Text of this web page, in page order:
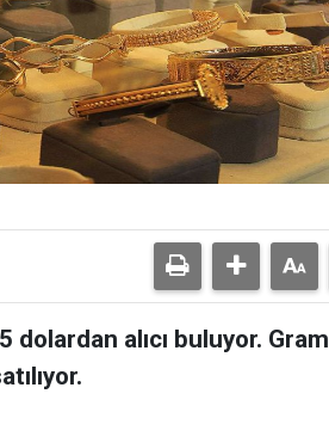
dolardan alıcı buluyor. Gram